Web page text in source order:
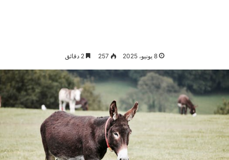
8 يونيو، 2025 257